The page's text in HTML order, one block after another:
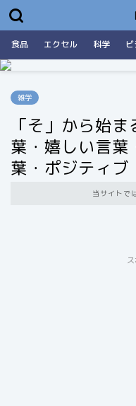
食品 エクセル 科学
雑学
「そ」から始
葉・嬉しい言葉
葉・ポジティブ
当サイトで